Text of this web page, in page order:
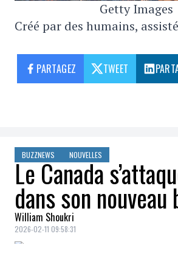
Getty Images
Créé par des humains,
PARTAGEZ TWEET
BUZZNEWS NOUVELLES
Le Canada
dans son
William Shoukri
2026-02-11 09:58:31